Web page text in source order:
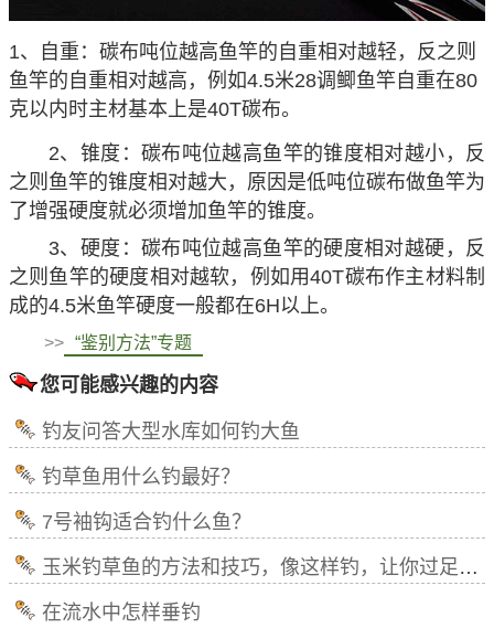
1、自重：碳布吨位越高鱼竿的自重相对越轻，反之则
鱼竿的自重相对越高，例如4.5米28调鲫鱼竿自重在80
克以内时主材基本上是40T碳布。
2、锥度：碳布吨位越高鱼竿的锥度相对越小，反
之则鱼竿的锥度相对越大，原因是低吨位碳布做鱼竿为
了增强硬度就必须增加鱼竿的锥度。
3、硬度：碳布吨位越高鱼竿的硬度相对越硬，反
之则鱼竿的硬度相对越软，例如用40T碳布作主材料制
成的4.5米鱼竿硬度一般都在6H以上。
>> “鉴别方法”专题
您可能感兴趣的内容
钓友问答大型水库如何钓大鱼
钓草鱼用什么钓最好？
7号袖钩适合钓什么鱼？
玉米钓草鱼的方法和技巧，像这样钓，让你过足钓大鱼的瘾！
在流水中怎样垂钓